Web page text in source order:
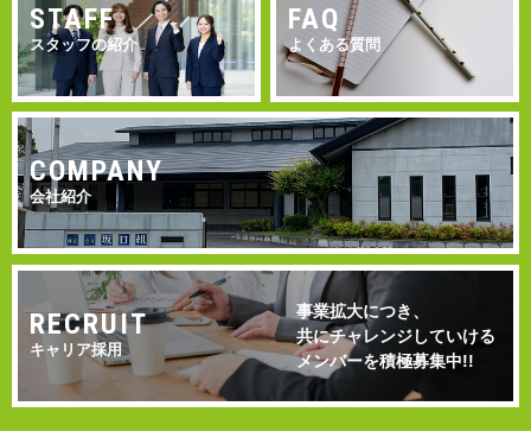
STAFF
スタッフの紹介
FAQ
よくある質問
COMPANY
会社紹介
RECRUIT
キャリア採用
事業拡大につき、
共にチャレンジしていける
メンバーを積極募集中!!